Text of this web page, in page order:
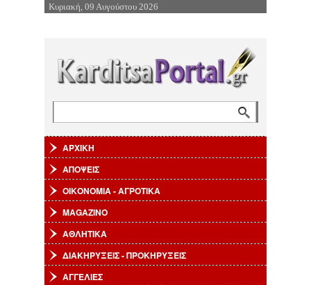
Επιστροφή στην Πλοήγηση
Κυριακή, 09 Αυγούστου 2026
ΑΡΧΙΚΗ
ΑΠΟΨΕΙΣ
ΟΙΚΟΝΟΜΙΑ - ΑΓΡΟΤΙΚΑ
MAGAZINO
ΑΘΛΗΤΙΚΑ
ΔΙΑΚΗΡΥΞΕΙΣ - ΠΡΟΚΗΡΥΞΕΙΣ
ΑΓΓΕΛΙΕΣ